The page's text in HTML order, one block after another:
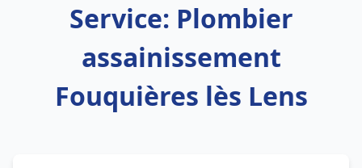
Service: Plombier
assainissement
Fouquières lès Lens